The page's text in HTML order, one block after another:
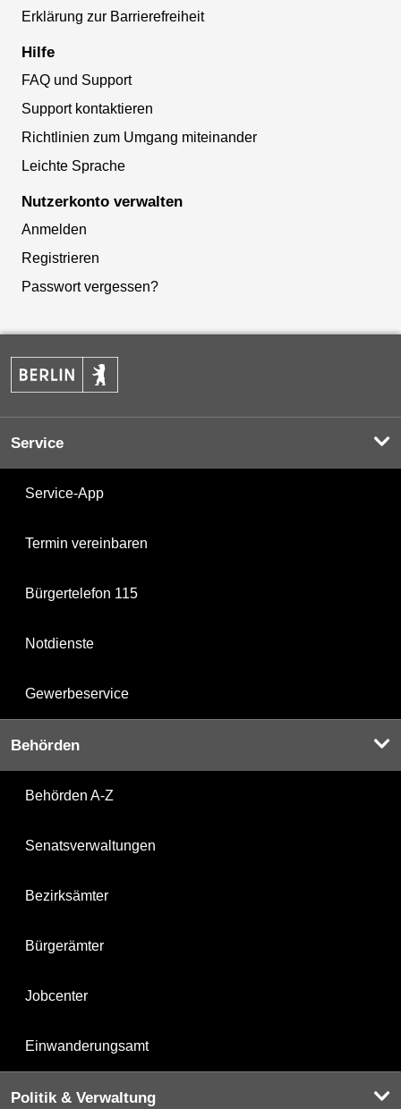
Erklärung zur Barrierefreiheit
Hilfe
FAQ und Support
Support kontaktieren
Richtlinien zum Umgang miteinander
Leichte Sprache
Nutzerkonto verwalten
Anmelden
Registrieren
Passwort vergessen?
Service
Service-App
Termin vereinbaren
Bürgertelefon 115
Notdienste
Gewerbeservice
Behörden
Behörden A-Z
Senatsverwaltungen
Bezirksämter
Bürgerämter
Jobcenter
Einwanderungsamt
Politik & Verwaltung